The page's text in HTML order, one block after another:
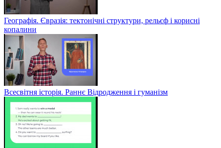
Географія. Євразія: тектонічні структури, рельєф і корисні
копалини
Всесвітня історія. Раннє Відродження і гуманізм